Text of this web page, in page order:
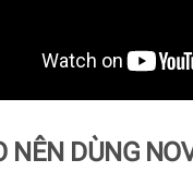
NÊN DÙNG